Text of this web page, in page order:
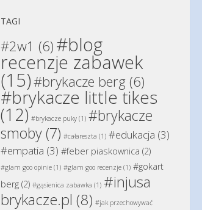
TAGI
#2w1 (6) #blog
recenzje zabawek
(15)#brykacze berg (6)
#brykacze little tikes
(12) #brykacze puky (1) #brykacze
smoby(7) #całareszta (1) #edukacja (3)
#empatia (3) #feber piaskownica (2)
#glam goo opinie (1) #glam goo recenzje (1) #gokart
berg (2) #gąsienica zabawka (1) #injusa
brykacze.pl (8) #jak przechowywać